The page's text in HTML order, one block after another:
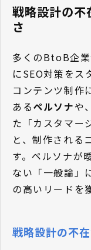
戦略設計の不
さ
多くのBtoB企
にSEO対策をス
コンテンツ制作
あるペルソナや
た「カスタマー
と、制作される
す。ペルソナが
ない「一般論」
の高いリードを
戦略設計の不